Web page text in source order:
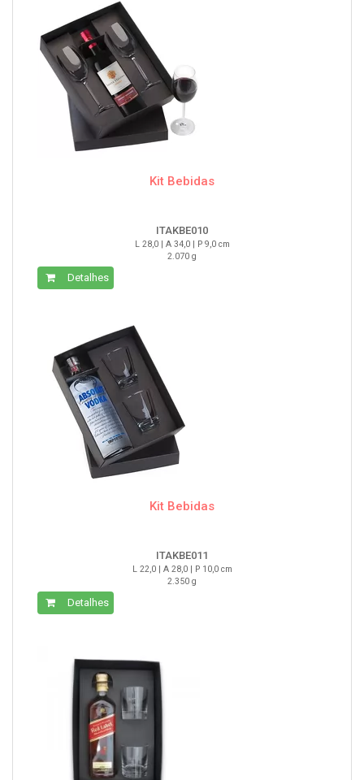
Kit Bebidas
ITAKBE010
L 28,0 | A 34,0 | P 9,0 cm
2.070 g
Detalhes
Kit Bebidas
ITAKBE011
L 22,0 | A 28,0 | P 10,0 cm
2.350 g
Detalhes